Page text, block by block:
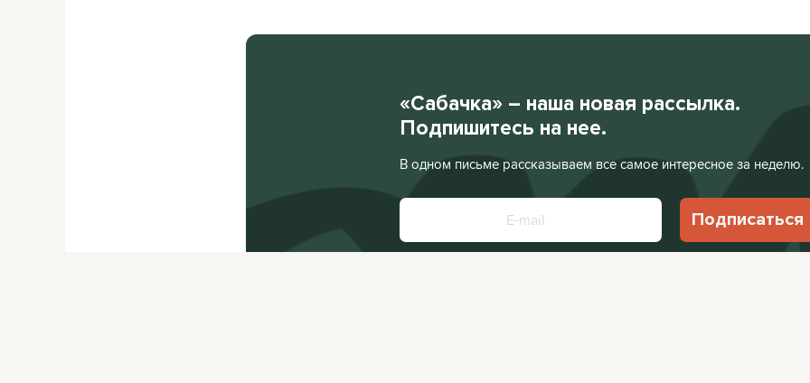
«Сабачка» – наша новая рассылка.
Подпишитесь на нее.
В одном письме рассказываем все самое интересное за неделю.
Подписаться